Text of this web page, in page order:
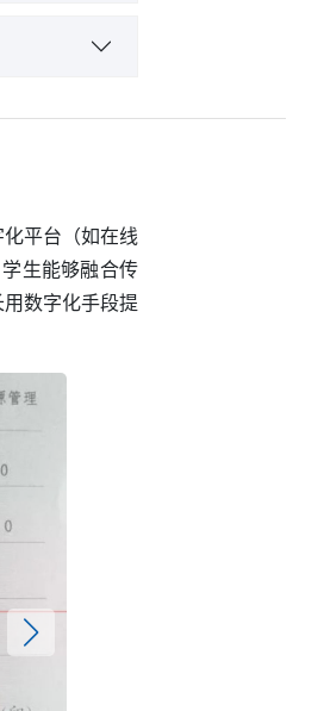
平台（如在线
生能够融合传
数字化手段提